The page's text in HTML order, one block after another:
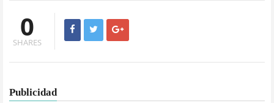
0
SHARES
Publicidad